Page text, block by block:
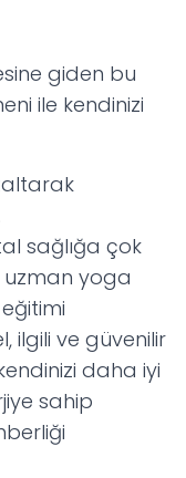
giden bu
ile kendinizi
sağlığa çok
yoga
ilgili ve güvenilir
daha iyi
sahip